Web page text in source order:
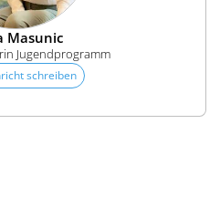
Masunic
Jugendprogramm
schreiben